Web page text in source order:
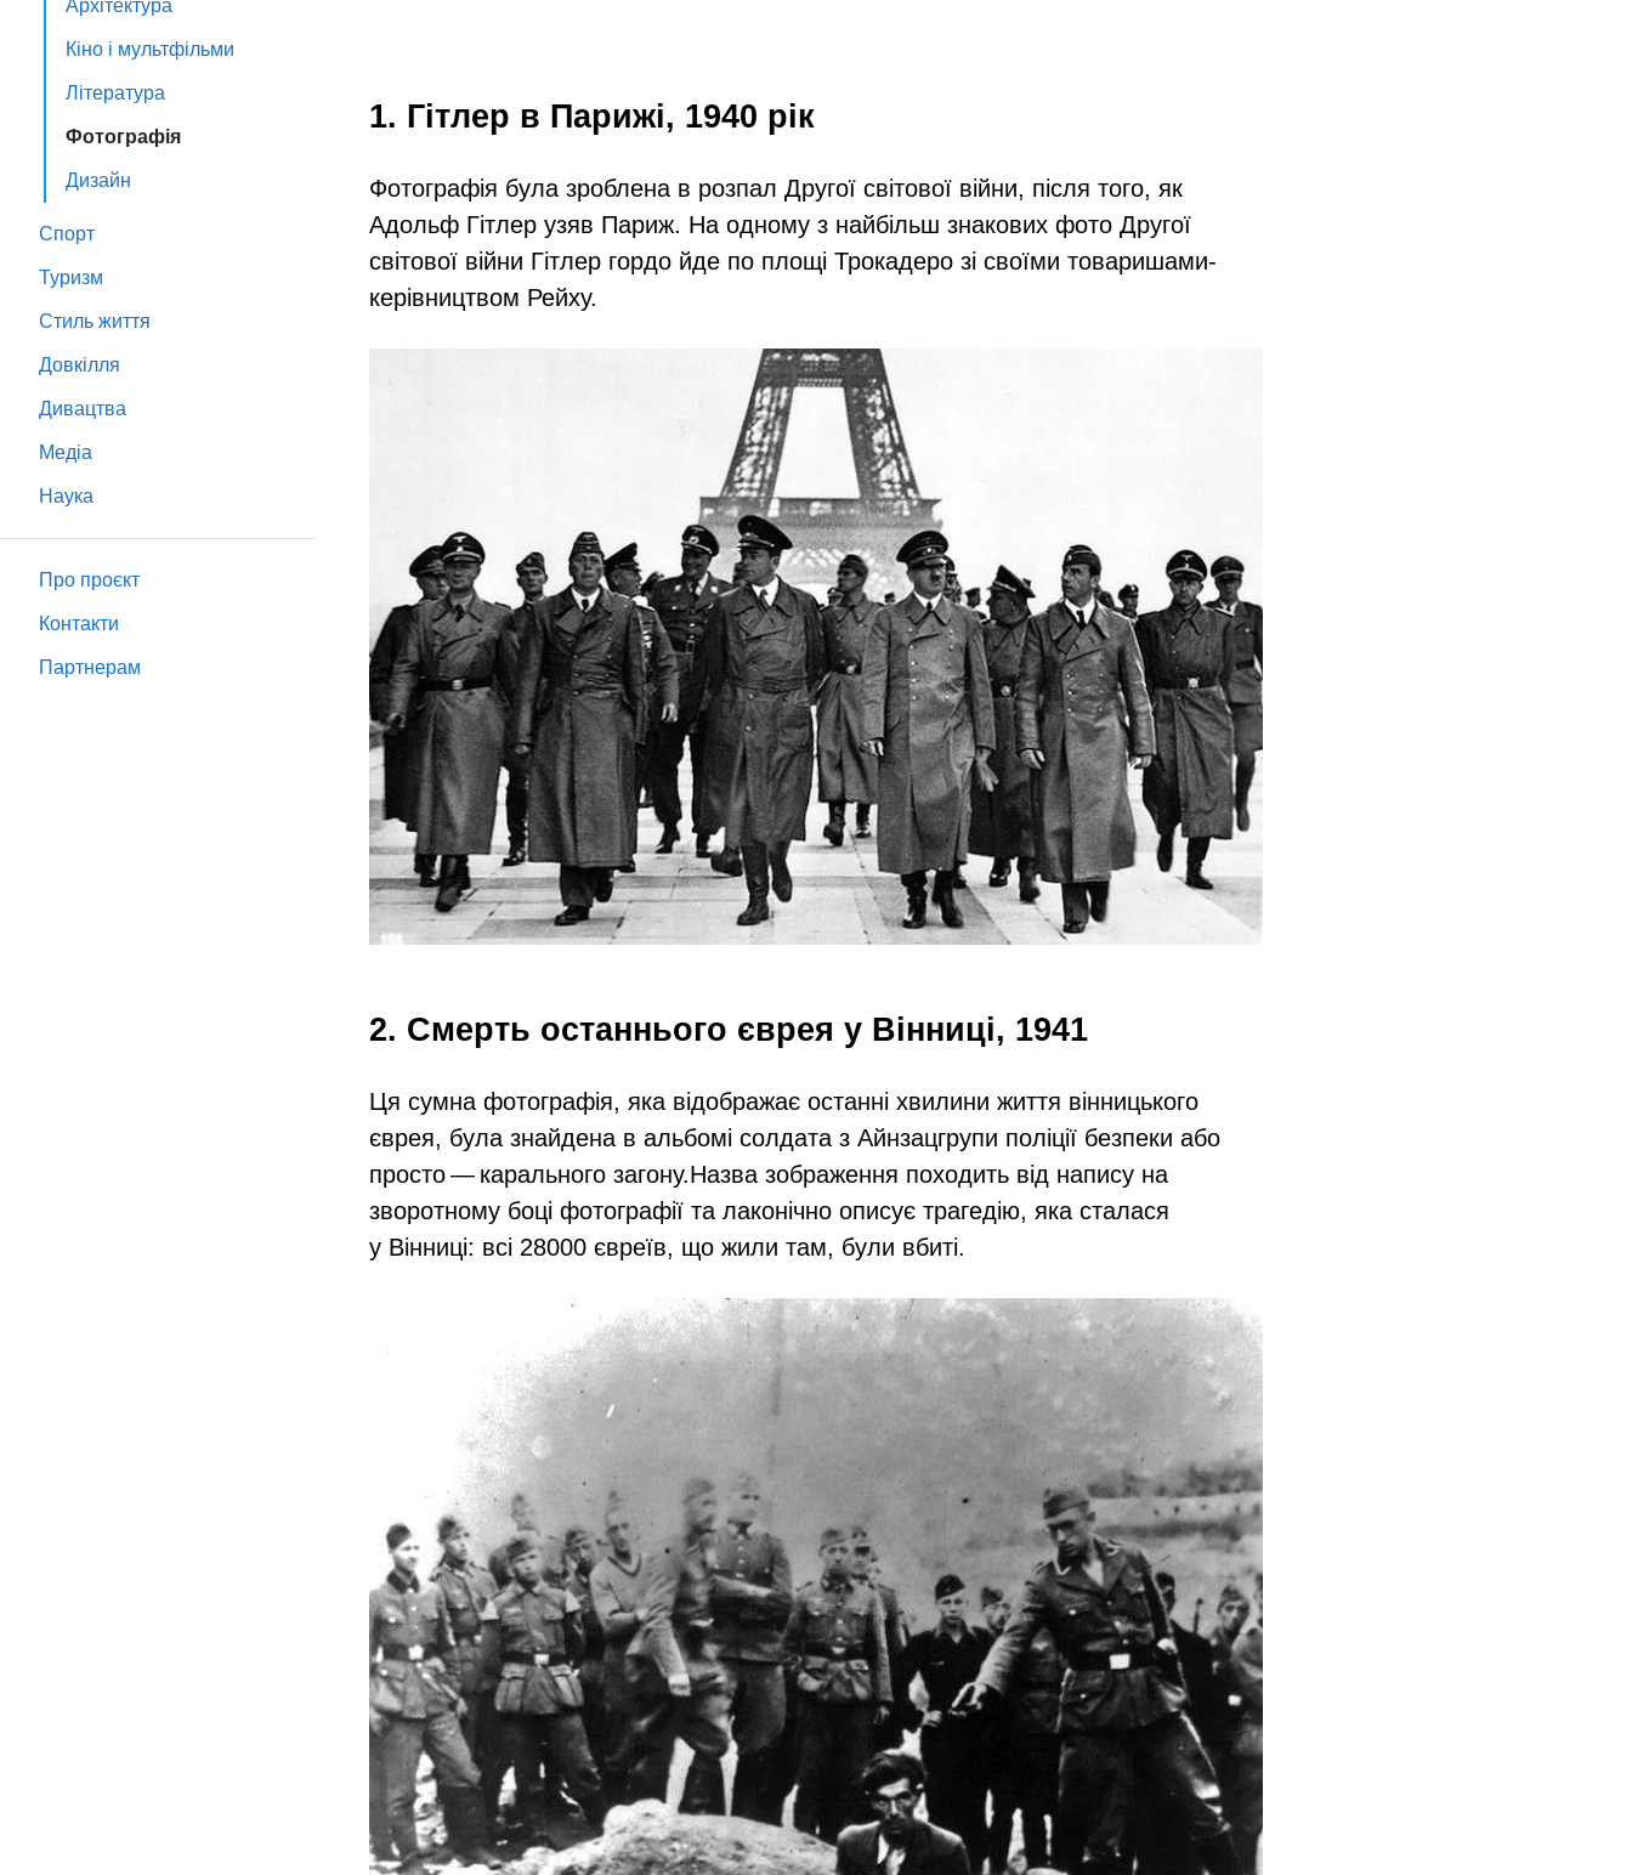
Архітектура
Кіно і мультфільми
Література
Фотографія
Дизайн
Спорт
Туризм
Стиль життя
Довкілля
Дивацтва
Медіа
Наука
Про проєкт
Контакти
Партнeрам
1. Гітлер в Парижі, 1940 рік
Фотографія була зроблена в розпал Другої світової війни, після того, як
Адольф Гітлер узяв Париж. На одному з найбільш знакових фото Другої
світової війни Гітлер гордо йде по площі Трокадеро зі своїми товаришами-
керівництвом Рейху.
2. Смерть останнього єврея у Вінниці, 1941
Ця сумна фотографія, яка відображає останні хвилини життя вінницького
єврея, була знайдена в альбомі солдата з Айнзацгрупи поліції безпеки або
просто — карального загону.Назва зображення походить від напису на
зворотному боці фотографії та лаконічно описує трагедію, яка сталася
у Вінниці: всі 28000 євреїв, що жили там, були вбиті.